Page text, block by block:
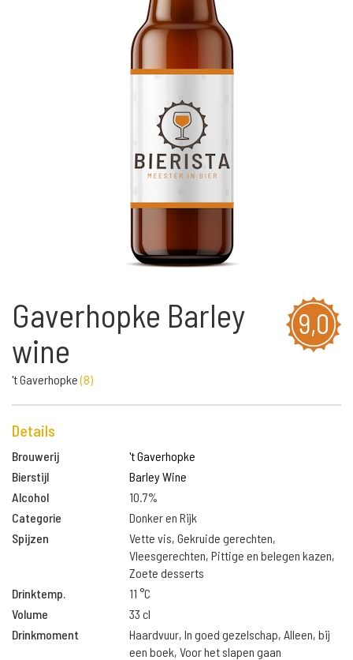
9,0
Gaverhopke Barley
wine
't Gaverhopke(8)
Details
Brouwerij
't Gaverhopke
Bierstijl
Barley Wine
Alcohol
10.7%
Categorie
Donker en Rijk
Spijzen
Vette vis, Gekruide gerechten,
Vleesgerechten, Pittige en belegen kazen,
Zoete desserts
Drinktemp.
11 °C
Volume
33 cl
Drinkmoment
Haardvuur, In goed gezelschap, Alleen, bij
een boek, Voor het slapen gaan